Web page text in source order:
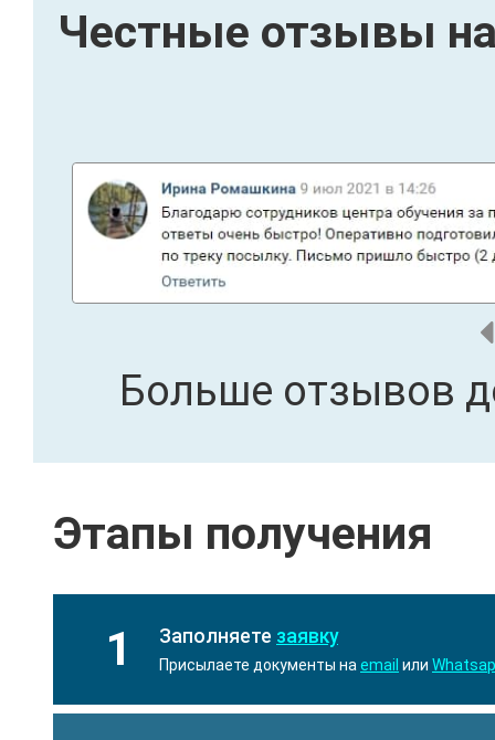
Честные отзывы
Больше отзывов
Этапы получения
1 Заполняете заявку
Присылаете документы на email или